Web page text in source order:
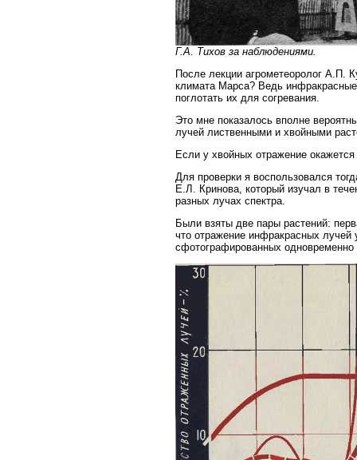
Г.А. Тихов за наблюдениями.
После лекции агрометеоролог А.П.
климата Марса? Ведь
поглотать их для согревания.
Это мне показалось вполне
лучей лиственными и хвойными
Если у хвойных отражение
Для проверки я воспользовался
Е.Л. Кринова, который изучал в
разных лучах спектра.
Были взяты две пары растений:
что отражение инфракрасных
сфотографированных